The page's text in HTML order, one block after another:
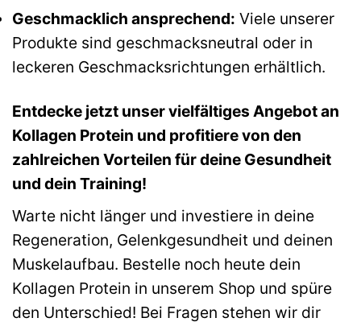
Geschmacklich ansprechend: Viele unserer
Produkte sind geschmacksneutral oder in
leckeren Geschmacksrichtungen erhältlich.
Entdecke jetzt unser vielfältiges Angebot an
Kollagen Protein und profitiere von den
zahlreichen Vorteilen für deine Gesundheit
und dein Training!
Warte nicht länger und investiere in deine
Regeneration, Gelenkgesundheit und deinen
Muskelaufbau. Bestelle noch heute dein
Kollagen Protein in unserem Shop und spüre
den Unterschied! Bei Fragen stehen wir dir